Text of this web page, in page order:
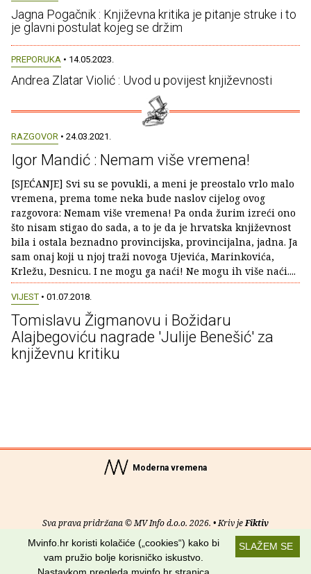
Jagna Pogačnik : Književna kritika je pitanje struke i to
je glavni postulat kojeg se držim
PREPORUKA • 14.05.2023.
Andrea Zlatar Violić : Uvod u povijest književnosti
RAZGOVOR • 24.03.2021.
Igor Mandić : Nemam više vremena!
[SJEĆANJE] Svi su se povukli, a meni je preostalo vrlo malo
vremena, prema tome neka bude naslov cijelog ovog
razgovora: Nemam više vremena! Pa onda žurim izreći ono
što nisam stigao do sada, a to je da je hrvatska književnost
bila i ostala beznadno provincijska, provincijalna, jadna. Ja
sam onaj koji u njoj traži novoga Ujevića, Marinkovića,
Krležu, Desnicu. I ne mogu ga naći! Ne mogu ih više naći....
VIJEST • 01.07.2018.
Tomislavu Žigmanovu i Božidaru
Alajbegoviću nagrade 'Julije Benešić' za
književnu kritiku
Moderna vremena
Sva prava pridržana © MV Info d.o.o. 2026. • Kriv jeFiktiv
O nama• Pomoć• Uvjeti korištenja•RSS kanaliSLAŽEM SE
Mvinfo.hr koristi kolačiće („cookies“) kako bi
vam pružio bolje korisničko iskustvo.